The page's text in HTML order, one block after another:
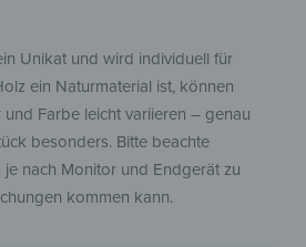
Unikat und wird individuell für
ein Naturmaterial ist, können
und Farbe leicht variieren – genau
besonders. Bitte beachte
je nach Monitor und Endgerät zu
kommen kann.